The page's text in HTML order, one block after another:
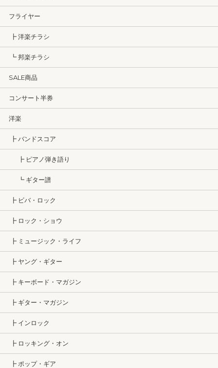
フライヤー
┣ 洋楽チラシ
┗ 邦楽チラシ
SALE商品
コンサート半券
洋楽
┣ バンドスコア
┣ ピアノ弾き語り
┗ ギター譜
┣ ビバ・ロック
┣ ロック・ショウ
┣ ミュージック・ライフ
┣ ヤング・ギター
┣ キーボード・マガジン
┣ ギター・マガジン
┣ インロック
┣ ロッキング・オン
┣ ポップ・ギア